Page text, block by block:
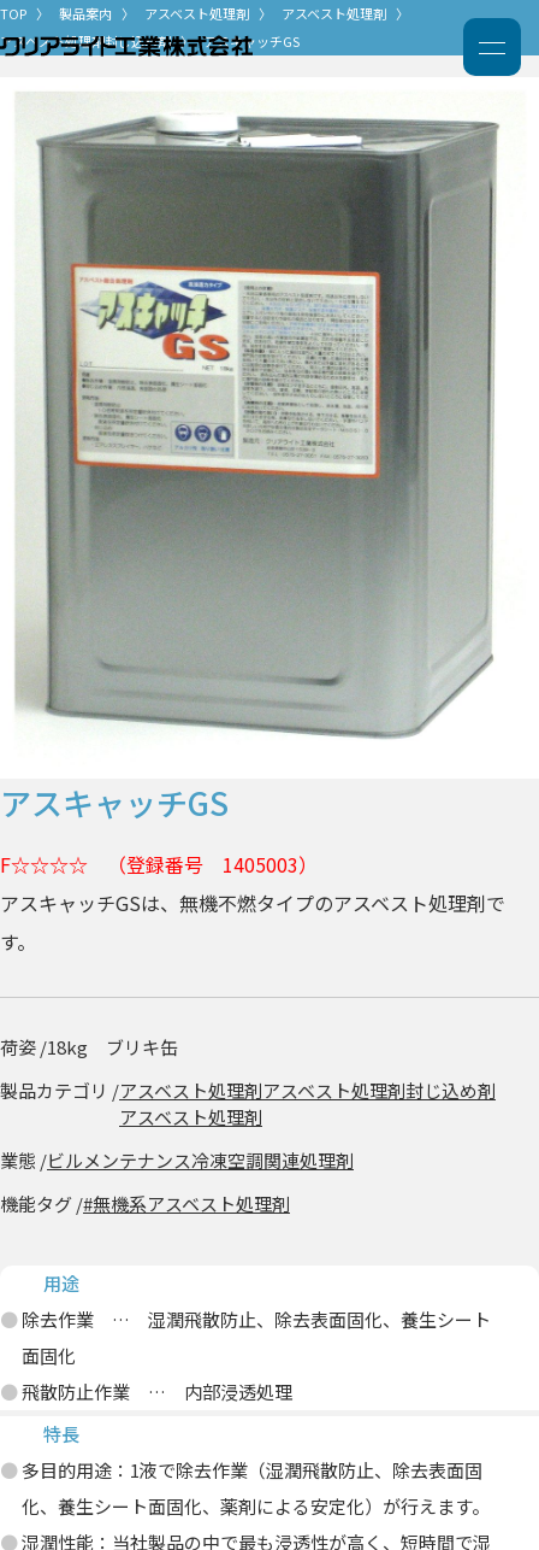
TOP 製品案内 アスベスト処理剤
アスベスト処理剤
アスベスト処理剤封じ込め剤
アスキャッチGS
アスキャッチGS
F☆☆☆☆ （登録番号 1405003）
アスキャッチGSは、無機不燃タイプのアスベスト処理剤で
す。
荷姿 /18kg ブリキ缶
製品カテゴリ /アスベスト処理剤アスベスト処理剤封じ込め剤
アスベスト処理剤
業態 /ビルメンテナンス冷凍空調関連処理剤
機能タグ /#無機系アスベスト処理剤
用途
除去作業 … 湿潤飛散防止、除去表面固化、養生シート
面固化
飛散防止作業 … 内部浸透処理
特長
多目的用途：1液で除去作業（湿潤飛散防止、除去表面固
化、養生シート面固化、薬剤による安定化）が行えます。
湿潤性能：当社製品の中で最も浸透性が高く、短時間で湿